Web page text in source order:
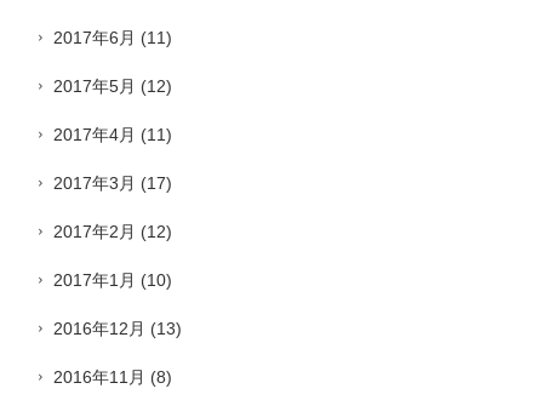
2017年6月 (11)
2017年5月 (12)
2017年4月 (11)
2017年3月 (17)
2017年2月 (12)
2017年1月 (10)
2016年12月 (13)
2016年11月 (8)